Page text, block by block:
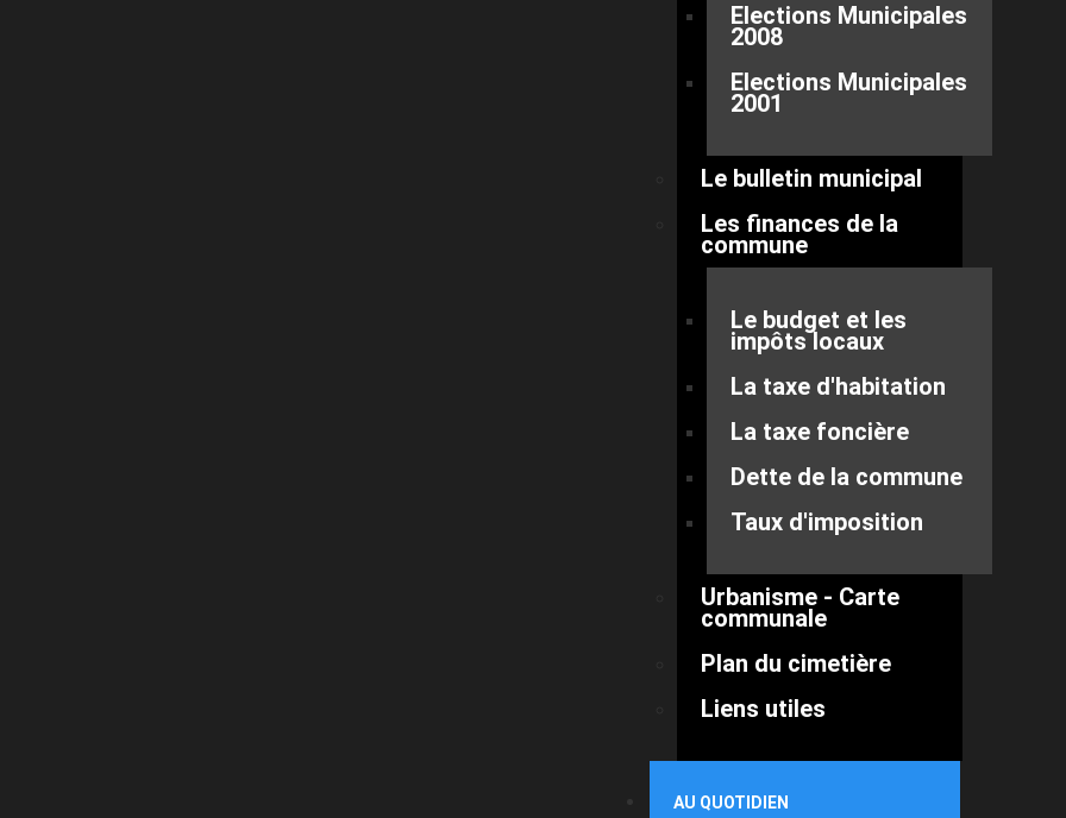
Elections Municipales
2008
Elections Municipales
2001
Le bulletin municipal
Les finances de la
commune
Le budget et les
impôts locaux
La taxe d'habitation
La taxe foncière
Dette de la commune
Taux d'imposition
Urbanisme - Carte
communale
Plan du cimetière
Liens utiles
AU QUOTIDIEN